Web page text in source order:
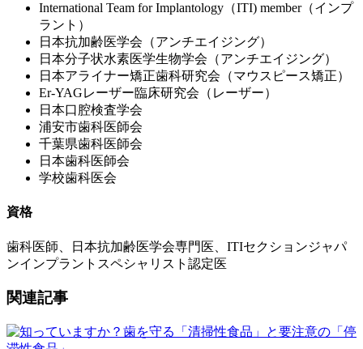
International Team for Implantology（ITI) member（インプ
ラント）
日本抗加齢医学会（アンチエイジング）
日本分子状水素医学生物学会（アンチエイジング）
日本アライナー矯正歯科研究会（マウスピース矯正）
Er-YAGレーザー臨床研究会（レーザー）
日本口腔検査学会
浦安市歯科医師会
千葉県歯科医師会
日本歯科医師会
学校歯科医会
資格
歯科医師、日本抗加齢医学会専門医、ITIセクションジャパ
ンインプラントスペシャリスト認定医
関連記事